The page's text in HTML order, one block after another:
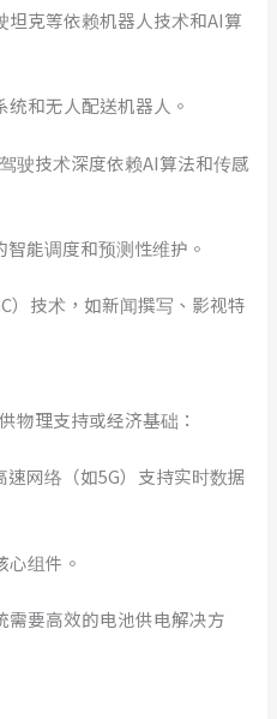
坦克等依赖机器人技术和AI算
和无人配送机器人。
驶技术深度依赖AI算法和传感
能调度和预测性维护。
）技术，如新闻撰写、影视特
物理支持或经济基础：
速网络（如5G）支持实时数据
心组件。
需要高效的电池供电解决方